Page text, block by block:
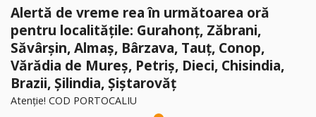
Alertă de vreme rea în următoarea oră
pentru localitățile: Gurahonț, Zăbrani,
Săvârșin, Almaș, Bârzava, Tauț, Conop,
Vărădia de Mureș, Petriș, Dieci, Chisindia,
Brazii, Șilindia, Șiștarovăț
Atenție! COD PORTOCALIU